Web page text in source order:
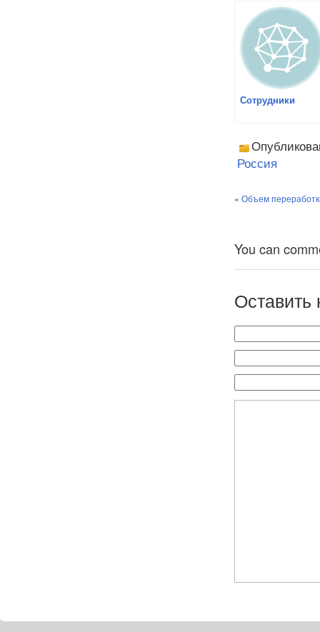
Сотрудники
Россия
« Объем
You can
Оставить